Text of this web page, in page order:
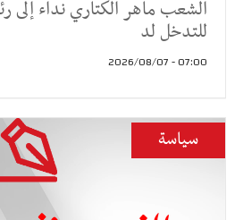
الشعب ماهر الكتاري نداء إلى
للتدخل لد
07:00 - 2026/08/07
سياسة